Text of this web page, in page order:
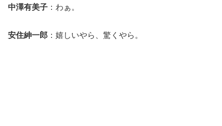
中澤有美子 ：わぁ。
安住紳一郎 ：嬉しいやら、驚くやら。